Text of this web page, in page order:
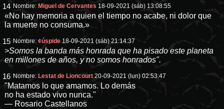
14 Nombre: Miguel de Cervantes 18-09-2021 (sáb) 13:08:55
«No hay memoria a quien el tiempo no acabe, ni dolor que
la muerte no consuma.»
15 Nombre:¢úspide 18-09-2021 (sáb) 21:14:37
>Somos la banda más honrada que ha pisado este planeta
en millones de años, y no somos honrados".
16 Nombre: Lestat de Lioncourt 20-09-2021 (lun) 02:53:47
"Matamos lo que amamos. Lo demás
no ha estado vivo nunca."
— Rosario Castellanos